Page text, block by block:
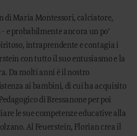
di Maria Montessori, calciatore,
e probabilmente ancora un po'
intraprendente e contagia i
con tutto il suo entusiasmo e la
Da molti anni è il nostro
ai bambini, di cui ha acquisito
di Bressanone per poi
le sue competenze educative alla
Al Feuerstein, Florian crea il